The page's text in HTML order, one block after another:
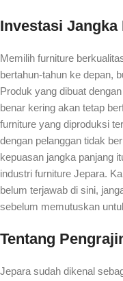
Investasi Jangka
Memilih furniture
bertahun-tahun ke depan,
Produk yang dibuat
benar kering akan tetap
furniture yang diproduksi
dengan pelanggan tidak
kepuasan jangka panjang
industri furniture Jepara.
belum terjawab di sini,
sebelum memutuskan
Tentang
Jepara sudah dikenal